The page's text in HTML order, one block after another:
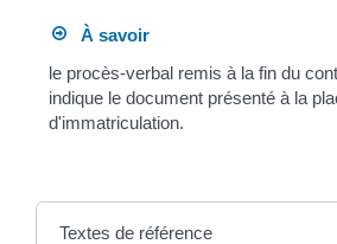
À savoir
le procès-verbal remis à la fin du
indique le document présenté à la
d'immatriculation.
Textes de référence